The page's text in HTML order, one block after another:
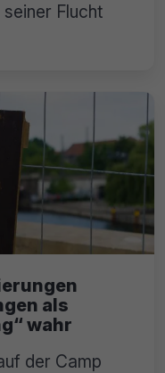
Flucht
als
wahr
der Camp